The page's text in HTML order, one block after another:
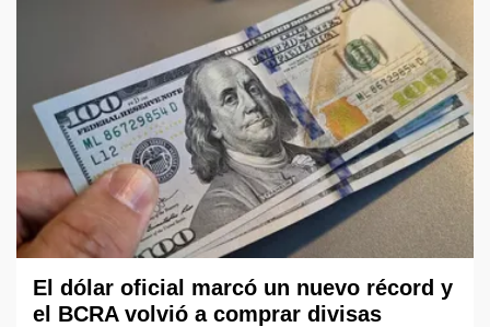
El dólar oficial marcó un nuevo récord y
el BCRA volvió a comprar divisas